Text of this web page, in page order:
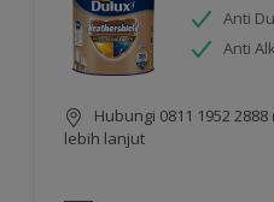
Anti
Anti
Hubungi 0811 1952
lebih lanjut